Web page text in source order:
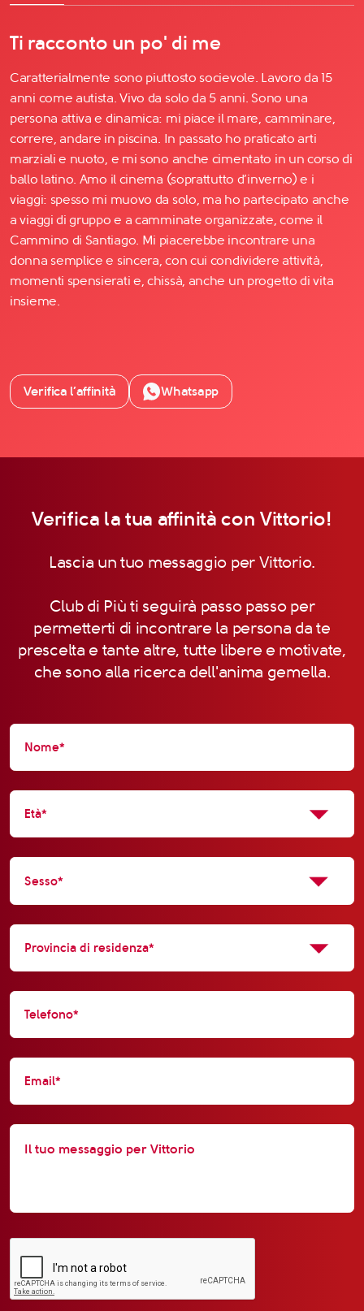
Love Academy
Impegno Sociale
Le nostre sedi
Facebook
YouTube
Instagram
TikTok
Ti racconto un po' di me
Caratterialmente sono piuttosto socievole. Lavoro da 15
anni come autista. Vivo da solo da 5 anni. Sono una
persona attiva e dinamica: mi piace il mare, camminare,
correre, andare in piscina. In passato ho praticato arti
marziali e nuoto, e mi sono anche cimentato in un corso di
ballo latino. Amo il cinema (soprattutto d’inverno) e i
viaggi: spesso mi muovo da solo, ma ho partecipato anche
a viaggi di gruppo e a camminate organizzate, come il
Cammino di Santiago. Mi piacerebbe incontrare una
donna semplice e sincera, con cui condividere attività,
momenti spensierati e, chissà, anche un progetto di vita
insieme.
Verifica l’affinità Whatsapp
Verifica la tua affinità con Vittorio!
Lascia un tuo messaggio per Vittorio.
Club di Più ti seguirà passo passo per
permetterti di incontrare la persona da te
prescelta e tante altre, tutte libere e motivate,
che sono alla ricerca dell'anima gemella.